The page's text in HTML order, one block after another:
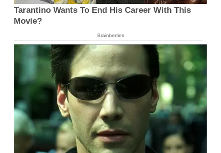
Tarantino Wants To End His Career With This
Movie?
Brainberries